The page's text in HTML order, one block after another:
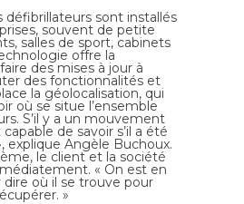
défibrillateurs sont installés
souvent de petite
salles de sport, cabinets
offre la
des mises à jour à
des fonctionnalités et
la géolocalisation, qui
où se situe l’ensemble
S’il y a un mouvement
de savoir s’il a été
explique Angèle Buchoux.
le client et la société
« On est en
où il se trouve pour
»